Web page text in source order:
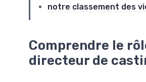
notre classement des
Comprendre le
directeur de